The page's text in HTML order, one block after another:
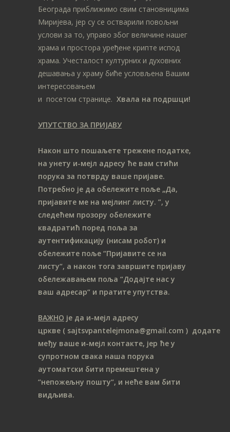
Београда приближимо свим становницима
Миријева, јер су се остварили повољни
услови за то, управо због величине нашег
храма и простора уређене крипте испод
храма. Учесталост културних и духовних
дешавања у храму биће условљена Вашим
интересовањем
и посетом странице. Хвала на подршци!
УПУТСТВО ЗА ПРИЈАВУ
Након што пошаљете трежене податке,
на унету и-мејл адресу ће вам стићи
порука за потврду ваше пријаве.
Потребно је да обележите поље „Да,
пријавите ме на мeјлинг листу. ”, у
следећем прозору обележите
квадратић поред поља за
аутентификацију (нисам робот) и
обележите поље “Пријавите се на
листу“, а након тога завршите пријаву
обележавањем поља “Додајте нас у
ваш адресар“ и пратите упутства.
ВАЖНО је да и-мејл адресу
цркве ( sajtsvpantelejmona@gmail.com ) додате
међу ваше и-мејл контакте, јер ће у
супротном свака наша порука
аутоматски бити премештена у
“непожељну пошту“, и неће вам бити
видљива.